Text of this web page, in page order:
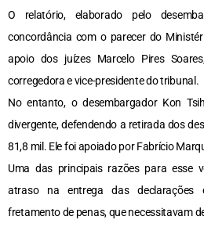
O relatório, elaborado pelo
concordância com o parecer do
apoio dos juízes Marcelo Pires
corregedora e vice-presidente do tribunal.
No entanto, o desembargador Kon
divergente, defendendo a retirada dos
81,8 mil. Ele foi apoiado por Fabrício
Uma das principais razões para esse
atraso na entrega das declarações
fretamento de penas, que necessitavam